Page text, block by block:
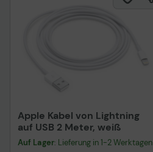
Apple Kabel von Lightning
auf USB 2 Meter, weiß
Auf Lager: Lieferung in 1-2 Werktagen